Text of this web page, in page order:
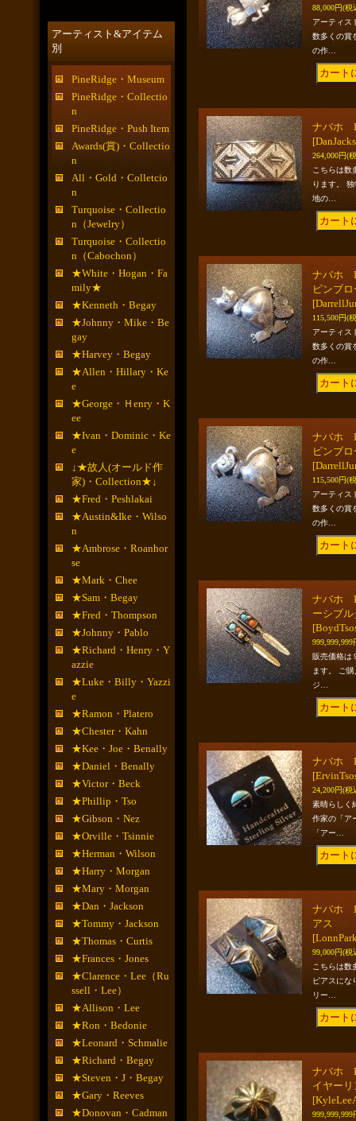
アーティスト&アイテム
別
PineRidge・Museum
PineRidge・Collectio
n
PineRidge・Push Item
Awards(賞)・Collectio
n
All・Gold・Colletcio
n
Turquoise・Collectio
n（Jewelry）
Turquoise・Collectio
n（Cabochon）
★White・Hogan・Fa
mily★
★Kenneth・Begay
★Johnny・Mike・Be
gay
★Harvey・Begay
★Allen・Hillary・Ke
e
★George・Ｈenry・K
ee
★Ivan・Dominic・Ke
e
↓★故人(オールド作
家)・Collection★↓
★Fred・Peshlakai
★Austin&Ike・Wilso
n
★Ambrose・Roanhor
se
★Mark・Chee
★Sam・Begay
★Fred・Thompson
★Johnny・Pablo
★Richard・Henry・Y
azzie
★Luke・Billy・Yazzi
e
★Ramon・Platero
★Chester・Kahn
★Kee・Joe・Benally
★Daniel・Benally
★Victor・Beck
★Phillip・Tso
★Gibson・Nez
★Orville・Tsinnie
★Herman・Wilson
★Harry・Morgan
★Mary・Morgan
★Dan・Jackson
★Tommy・Jackson
★Thomas・Curtis
★Frances・Jones
★Clarence・Lee（Ru
ssell・Lee）
★Allison・Lee
★Ron・Bedonie
★Leonard・Schmalie
★Richard・Begay
★Steven・J・Begay
★Gary・Reeves
★Donovan・Cadman
88,000円(税
アーティス
数多くの賞
の作…
ナバホ
264,000円(
こちらは数
ります。
地の…
ナバホ
ピンブ
115,500円(
アーティス
数多くの賞
の作…
ナバホ
ピンブ
115,500円(
アーティス
数多くの賞
の作…
ナバホ
ーシブ
999,999,999
販売価格は
ます。 ご
ジ…
ナバホ
24,200円(税
素晴らしく
作家の「ア
「アー…
ナバホ
アス
99,000円(税
こちらは数
ピアスにな
リー…
ナバホ
イヤー
999,999,999